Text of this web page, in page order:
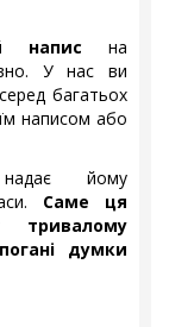
напис на
У нас ви
багатьох
написом або
надає йому
Саме ця
думки